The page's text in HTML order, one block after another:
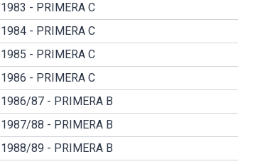
1983 - PRIMERA C
1984 - PRIMERA C
1985 - PRIMERA C
1986 - PRIMERA C
1986/87 - PRIMERA B
1987/88 - PRIMERA B
1988/89 - PRIMERA B